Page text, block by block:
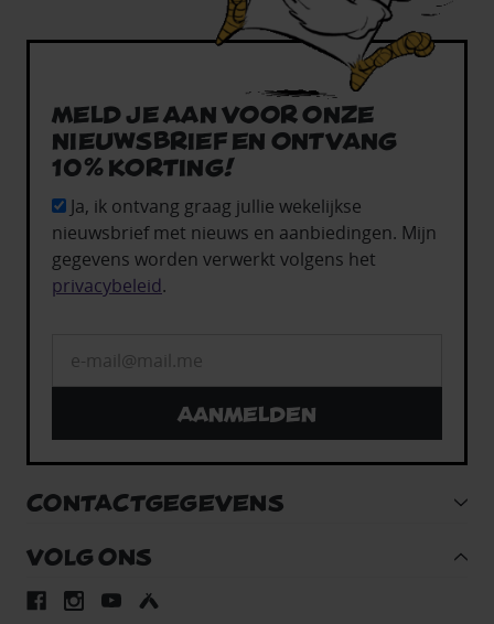
Meld je aan voor onze
nieuwsbrief en ontvang
10% korting!
Ja, ik ontvang graag jullie wekelijkse
nieuwsbrief met nieuws en aanbiedingen. Mijn
gegevens worden verwerkt volgens het
privacybeleid.
Aanmelden
CONTACTGEGEVENS
VOLG ONS